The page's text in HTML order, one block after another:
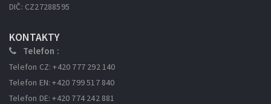
DIČ: CZ27288595
KONTAKTY
Telefon :
Telefon CZ: +420 777 292 140
Telefon EN: +420 799 517 840
Telefon DE: +420 774 242 881